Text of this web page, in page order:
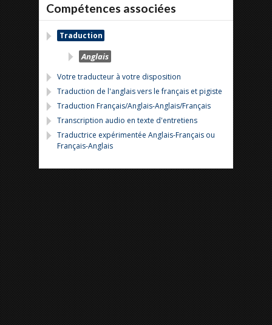
Compétences associées
Traduction
Anglais
Votre traducteur à votre disposition
Traduction de l'anglais vers le français et pigiste
Traduction Français/Anglais-Anglais/Français
Transcription audio en texte d'entretiens
Traductrice expérimentée Anglais-Français ou
Français-Anglais